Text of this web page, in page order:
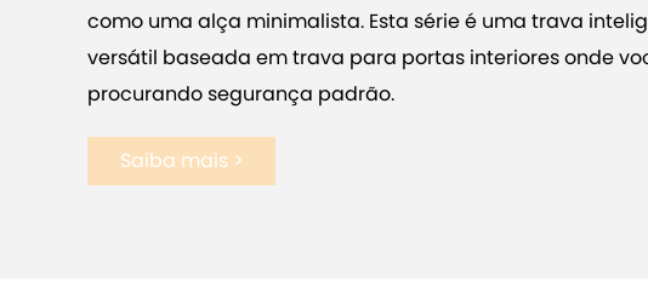
como uma alça minimalista. Esta série é uma trava
versátil baseada em trava para portas interiores onde
procurando segurança padrão.
Saiba mais >